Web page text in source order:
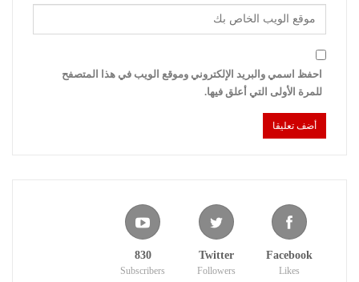
احفظ اسمي والبريد الإلكتروني وموقع الويب في هذا المتصفح
للمرة الأولى التي أعلق فيها.
Facebook
Likes
Twitter
Followers
830
Subscribers